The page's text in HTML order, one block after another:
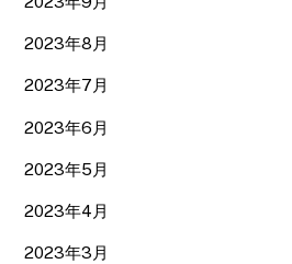
2023年8月
2023年7月
2023年6月
2023年5月
2023年4月
2023年3月